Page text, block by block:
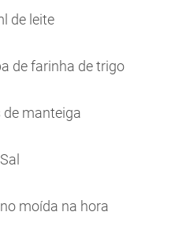
de leite
de farinha de trigo
de manteiga
Sal
moída na hora